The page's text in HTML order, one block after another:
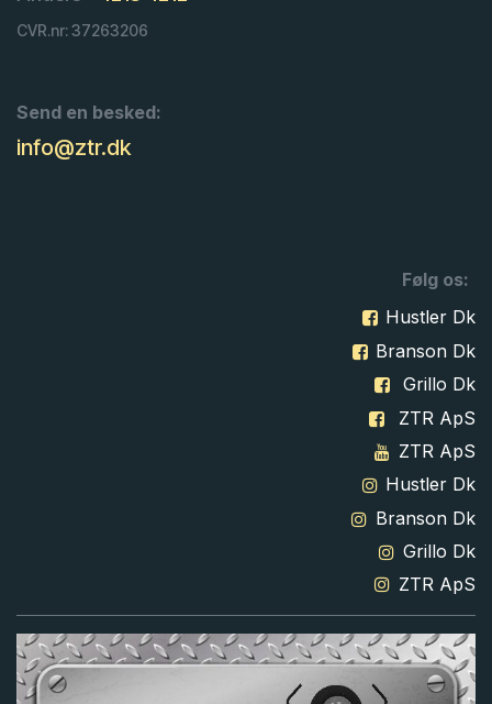
CVR.nr: 37263206
Send en besked:
info@ztr.dk
Følg os:
Hustler Dk
Branson Dk
Grillo Dk
ZTR ApS
ZTR ApS
Hustler Dk
Branson Dk
Grillo Dk
ZTR ApS